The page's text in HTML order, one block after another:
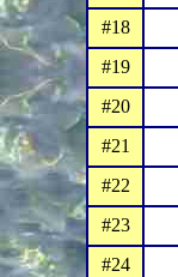
#18
#19
#20
#21
#22
#23
#24